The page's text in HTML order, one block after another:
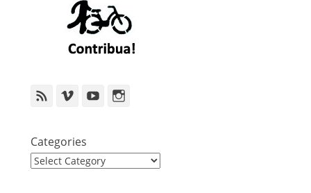
Feed VimeoYouTube
Categories
Categories